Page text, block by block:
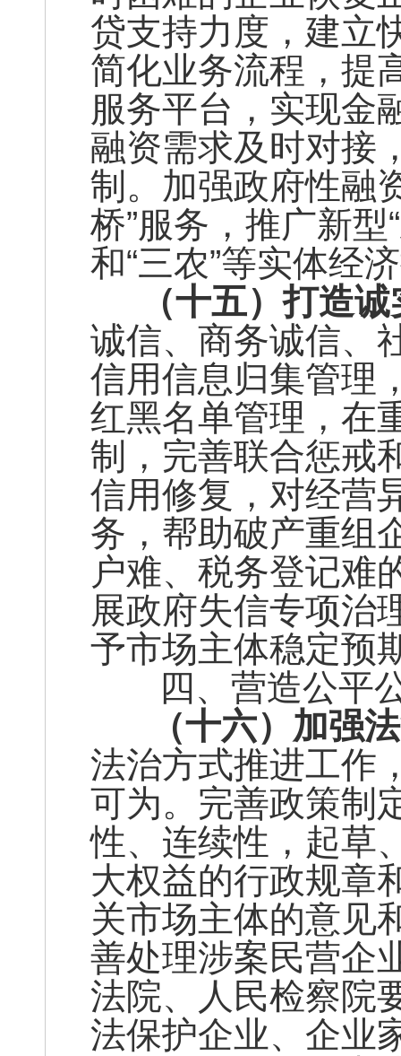
贷支持力度，建立
简化业务流程，提
服务平台，实现金
融资需求及时对接
制。加强政府性融
桥”服务，推广新
和“三农”等实体经
（十五）打造诚
诚信、商务诚信、
信用信息归集管理
红黑名单管理，在
制，完善联合惩戒
信用修复，对经营
务，帮助破产重组
户难、税务登记难
展政府失信专项治
予市场主体稳定预
四、营造公平公
（十六）加强法
法治方式推进工作
可为。完善政策制
性、连续性，起草
大权益的行政规章
关市场主体的意见
善处理涉案民营企
法院、人民检察院
法保护企业、企业